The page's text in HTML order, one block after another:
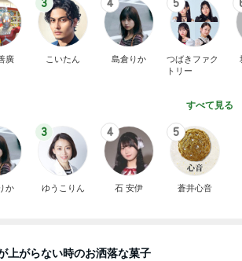
廣
3
こいたん
4
島倉りか
5
つばきファク
トリー
すべて見る
か
3
ゆうこりん
4
石 安伊
5
蒼井心音
上がらない時のお洒落な菓子